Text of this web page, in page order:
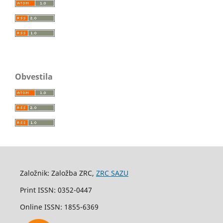
Obvestila
Založnik: Založba ZRC, ZRC SAZU
Print ISSN: 0352-0447
Online ISSN: 1855-6369